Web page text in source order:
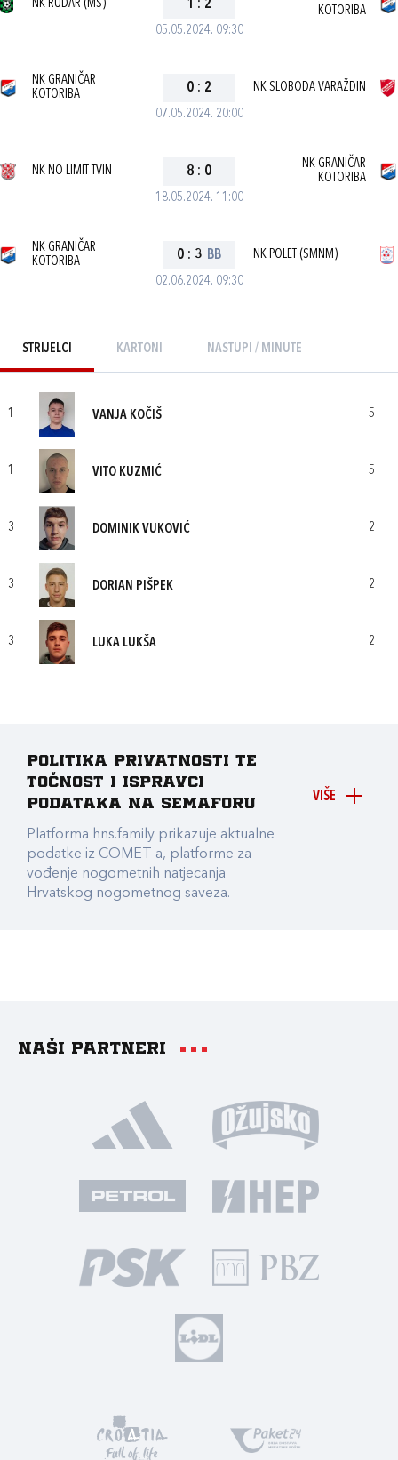
05.05.2024. 09:30
NK RUDAR (MS) 1 : 2
KOTORIBA
07.05.2024. 20:00
NK GRANIČAR
KOTORIBA
0 : 2 NK SLOBODA VARAŽDIN
18.05.2024. 11:00
NK NO LIMIT TVIN 8 : 0
NK GRANIČAR
KOTORIBA
02.06.2024. 09:30
NK GRANIČAR
KOTORIBA
0 : 3 BB NK POLET (SMNM)
STRIJELCI KARTONI NASTUPI / MINUTE
1 VANJA KOČIŠ 5
1 VITO KUZMIĆ 5
3 DOMINIK VUKOVIĆ 2
3 DORIAN PIŠPEK 2
3 LUKA LUKŠA 2
VIŠE
Politika privatnosti te
točnost i ispravci
podataka na Semaforu
Platforma hns.family prikazuje aktualne
podatke iz COMET-a, platforme za
vođenje nogometnih natjecanja
Hrvatskog nogometnog saveza.
Naši partneri